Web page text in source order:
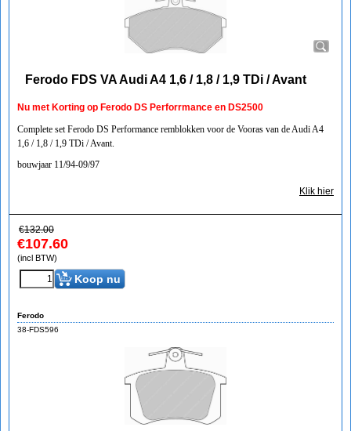
Ferodo FDS VA Audi A4 1,6 / 1,8 / 1,9 TDi / Avant
Nu met Korting op Ferodo DS Perforrmance en DS2500
Complete set Ferodo DS Performance remblokken voor de Vooras van de Audi A4
1,6 / 1,8 / 1,9 TDi / Avant.
bouwjaar 11/94-09/97
Klik hier
€132.00
€107.60
(incl BTW)
Koop nu
Ferodo
38-FDS596